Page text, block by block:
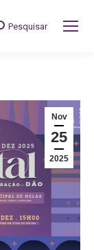
Pesquisar
Nov
25
2025